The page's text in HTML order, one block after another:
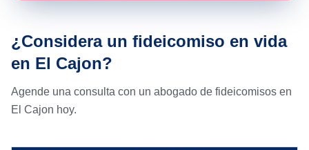
¿Considera un fideicomiso en vida
en El Cajon?
Agende una consulta con un abogado de fideicomisos en
El Cajon hoy.